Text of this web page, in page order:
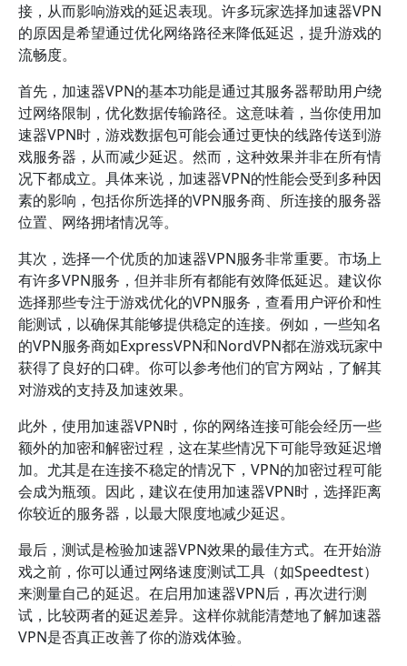
接，从而影响游戏的延迟表现。许多玩家选择加速器VPN
的原因是希望通过优化网络路径来降低延迟，提升游戏的
流畅度。
首先，加速器VPN的基本功能是通过其服务器帮助用户绕
过网络限制，优化数据传输路径。这意味着，当你使用加
速器VPN时，游戏数据包可能会通过更快的线路传送到游
戏服务器，从而减少延迟。然而，这种效果并非在所有情
况下都成立。具体来说，加速器VPN的性能会受到多种因
素的影响，包括你所选择的VPN服务商、所连接的服务器
位置、网络拥堵情况等。
其次，选择一个优质的加速器VPN服务非常重要。市场上
有许多VPN服务，但并非所有都能有效降低延迟。建议你
选择那些专注于游戏优化的VPN服务，查看用户评价和性
能测试，以确保其能够提供稳定的连接。例如，一些知名
的VPN服务商如ExpressVPN和NordVPN都在游戏玩家中
获得了良好的口碑。你可以参考他们的官方网站，了解其
对游戏的支持及加速效果。
此外，使用加速器VPN时，你的网络连接可能会经历一些
额外的加密和解密过程，这在某些情况下可能导致延迟增
加。尤其是在连接不稳定的情况下，VPN的加密过程可能
会成为瓶颈。因此，建议在使用加速器VPN时，选择距离
你较近的服务器，以最大限度地减少延迟。
最后，测试是检验加速器VPN效果的最佳方式。在开始游
戏之前，你可以通过网络速度测试工具（如Speedtest）
来测量自己的延迟。在启用加速器VPN后，再次进行测
试，比较两者的延迟差异。这样你就能清楚地了解加速器
VPN是否真正改善了你的游戏体验。